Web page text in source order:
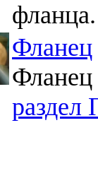
Фланец
Фланец
раздел